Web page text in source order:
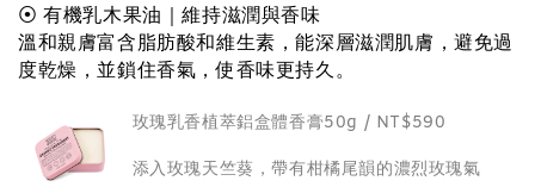
⦿ 有機乳木果油｜維持滋潤與香味
溫和親膚富含脂肪酸和維生素，能深層滋潤肌膚，避免過
度乾燥，並鎖住香氣，使香味更持久。
玫瑰乳香植萃鋁盒體香膏50g / NT$590
添入玫瑰天竺葵，帶有柑橘尾韻的濃烈玫瑰氣